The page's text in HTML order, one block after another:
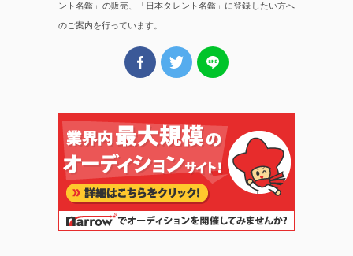
ント名鑑」の販売、「日本タレント名鑑」に登録したい方へ
のご案内を行っています。